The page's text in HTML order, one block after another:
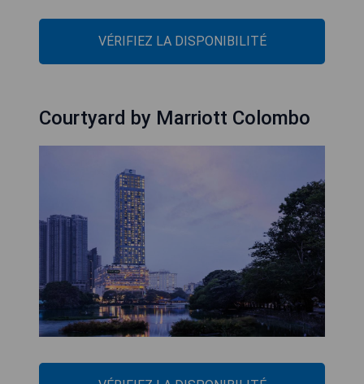
VÉRIFIEZ LA DISPONIBILITÉ
Courtyard by Marriott Colombo